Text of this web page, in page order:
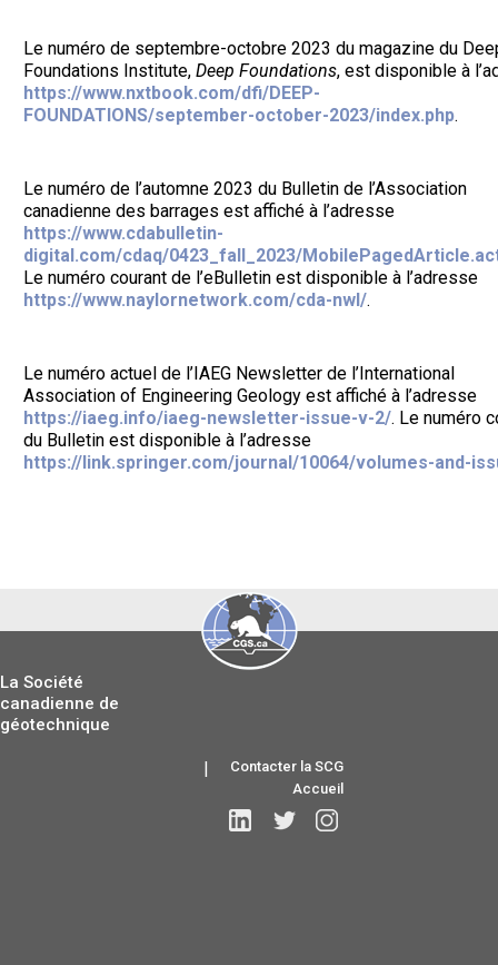
Le numéro de septembre-octobre 2023 du magazine du
Foundations Institute,Deep Foundations, est disponible à
https://www.nxtbook.com/dfi/DEEP-
FOUNDATIONS/september-october-2023/index.php.
Le numéro de l’automne 2023 du Bulletin de l’Association
canadienne des barrages est affiché à l’adresse
https://www.cdabulletin-
digital.com/cdaq/0423_fall_2023/
Le numéro courant de l’eBulletin est disponible à l’adresse
https://www.naylornetwork.com/cda-nwl/.
Le numéro actuel de l’IAEG Newsletter de l’International
Association of Engineering Geology est affiché à l’adresse
https://iaeg.info/iaeg-newsletter-issue-v-2/. Le numéro
du Bulletin est disponible à l’adresse
https://link.springer.com/journal/10064/volumes-and-
La Société
canadienne de
géotechnique
Contacter la SCG
|
Accueil